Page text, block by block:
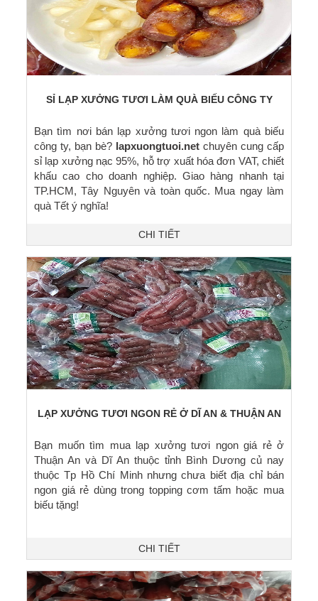
SỈ LẠP XƯỞNG TƯƠI LÀM QUÀ BIẾU CÔNG TY
Bạn tìm nơi bán lạp xưởng tươi ngon làm quà biếu
công ty, bạn bè? lapxuongtuoi.net chuyên cung cấp
sỉ lạp xưởng nạc 95%, hỗ trợ xuất hóa đơn VAT, chiết
khấu cao cho doanh nghiệp. Giao hàng nhanh tại
TP.HCM, Tây Nguyên và toàn quốc. Mua ngay làm
quà Tết ý nghĩa!
CHI TIẾT
LẠP XƯỞNG TƯƠI NGON RẺ Ở DĨ AN & THUẬN AN
Bạn muốn tìm mua lạp xưởng tươi ngon giá rẻ ở
Thuận An và Dĩ An thuộc tỉnh Bình Dương củ nay
thuộc Tp Hồ Chí Minh nhưng chưa biết địa chỉ bán
ngon giá rẻ dùng trong topping cơm tấm hoặc mua
biếu tặng!
CHI TIẾT